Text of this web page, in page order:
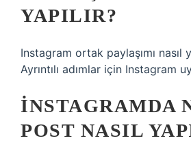
YAPILIR?
Instagram ortak paylaşımı nasıl
Ayrıntılı adımlar için Instagram
İNSTAGRAMDA
POST NASIL